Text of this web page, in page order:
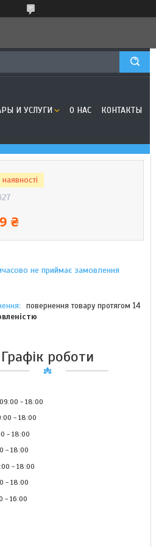
И УСЛУГИ О НАС КОНТАКТЫ
₴
не приймає замовлення
повернення товару протягом 14
Графік роботи
09:00 18:00
18:00
18:00
18:00
18:00
18:00
16:00